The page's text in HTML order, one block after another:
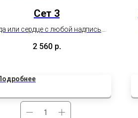
Сет 3
или сердце с любой надписью ,
2 560 р.